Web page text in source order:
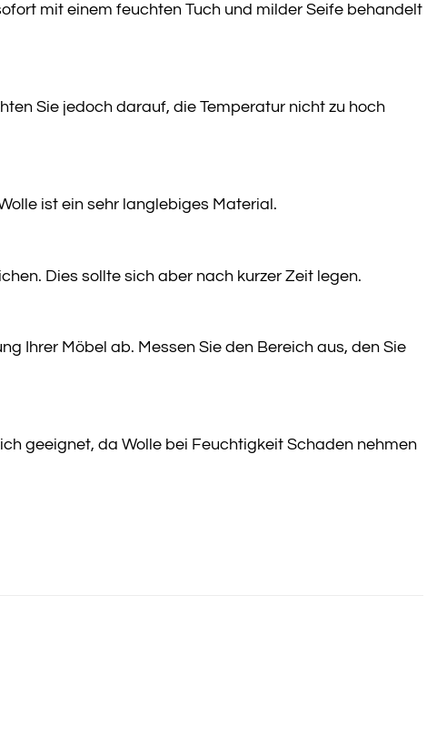
mit einem feuchten Tuch und milder Seife behandelt
Sie jedoch darauf, die Temperatur nicht zu hoch
ist ein sehr langlebiges Material.
Dies sollte sich aber nach kurzer Zeit legen.
Ihrer Möbel ab. Messen Sie den Bereich aus, den Sie
geeignet, da Wolle bei Feuchtigkeit Schaden nehmen